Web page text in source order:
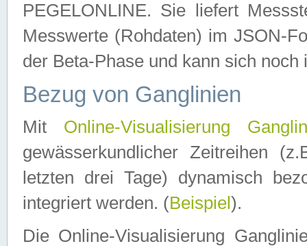
PEGELONLINE. Sie liefert
Messwerte (Rohdaten) im JSON-
der Beta-Phase und kann sich noch
Bezug von Ganglinien
Mit Online-Visualisierung
gewässerkundlicher Zeitreihen
letzten drei Tage) dynamisch
integriert werden. (Beispiel ).
Die Online-Visualisierung